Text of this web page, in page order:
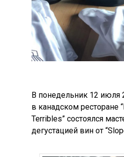
В понедельник 12 июля
в канадском ресторане
Terribles” состоялся
дегустацией вин от